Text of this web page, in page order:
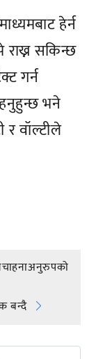
हेर्न
राख्न सकिन्छ
गर्न
भने
र वॉल्टीले
बन्दै